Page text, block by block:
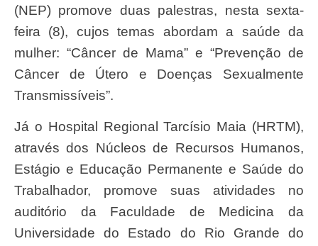
(NEP) promove duas palestras, nesta sexta-
feira (8), cujos temas abordam a saúde da
mulher: “Câncer de Mama” e “Prevenção de
Câncer de Útero e Doenças Sexualmente
Transmissíveis”.
Já o Hospital Regional Tarcísio Maia (HRTM),
através dos Núcleos de Recursos Humanos,
Estágio e Educação Permanente e Saúde do
Trabalhador, promove suas atividades no
auditório da Faculdade de Medicina da
Universidade do Estado do Rio Grande do